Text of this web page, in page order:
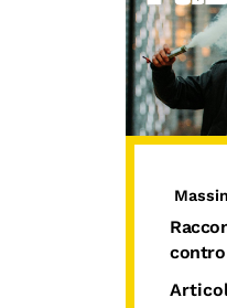
contro